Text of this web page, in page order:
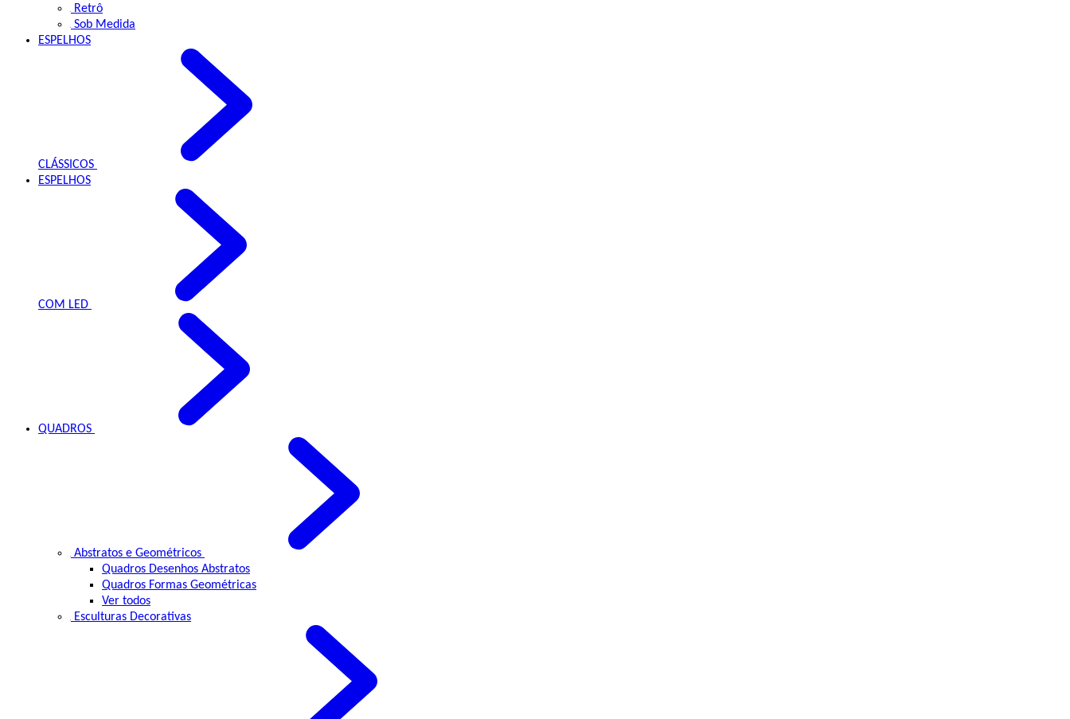
Retrô
Sob Medida
ESPELHOS
CLÁSSICOS
ESPELHOS
COM LED
QUADROS
Abstratos e Geométricos
Quadros Desenhos Abstratos
Quadros Formas Geométricas
Ver todos
Esculturas Decorativas